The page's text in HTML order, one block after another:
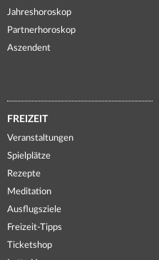
Jahreshoroskop
Partnerhoroskop
Aszendent
FREIZEIT
Veranstaltungen
Spielplätze
Rezepte
Meditation
Ausflugsziele
Freizeit-Tipps
Ticketshop